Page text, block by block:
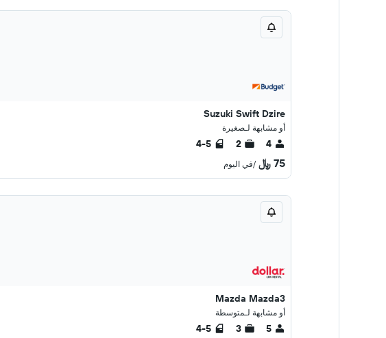
Suzuki Swift Dzire
أو مشابهة لـصغيرة
4
2
4-5
75 ﷼ /في اليوم
Mazda Mazda3
أو مشابهة لـمتوسطة
5
3
4-5